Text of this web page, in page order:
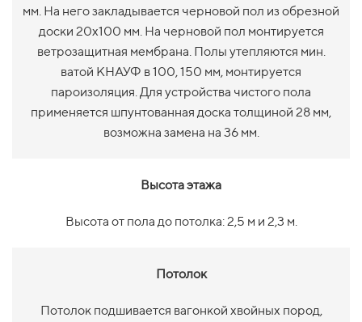
мм. На него закладывается черновой пол из обрезной
доски 20х100 мм. На черновой пол монтируется
ветрозащитная мембрана. Полы утепляются мин.
ватой КНАУФ в 100, 150 мм, монтируется
пароизоляция. Для устройства чистого пола
применяется шпунтованная доска толщиной 28 мм,
возможна замена на 36 мм.
Высота этажа
Высота от пола до потолка: 2,5 м и 2,3 м.
Потолок
Потолок подшивается вагонкой хвойных пород,